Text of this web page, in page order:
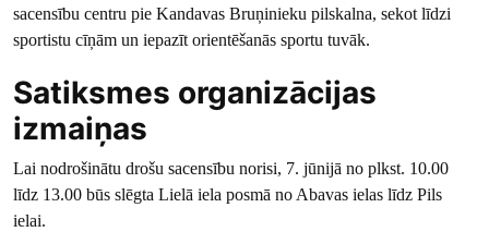
sacensību centru pie Kandavas Bruņinieku pilskalna, sekot līdzi
sportistu cīņām un iepazīt orientēšanās sportu tuvāk.
Satiksmes organizācijas
izmaiņas
Lai nodrošinātu drošu sacensību norisi, 7. jūnijā no plkst. 10.00
līdz 13.00 būs slēgta Lielā iela posmā no Abavas ielas līdz Pils
ielai.